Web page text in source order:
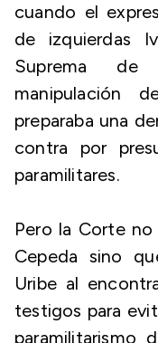
cuando el
de izquierdas
Suprema de
manipulación
preparaba una
contra por
paramilitares.
Pero la Corte
Cepeda sino
Uribe al
testigos para
paramilitarismo